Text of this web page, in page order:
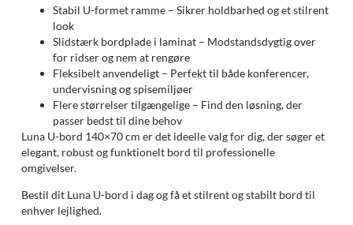
Stabil U-formet ramme – Sikrer holdbarhed og et stilrent
look
Slidstærk bordplade i laminat – Modstandsdygtig over
for ridser og nem at rengøre
Fleksibelt anvendeligt – Perfekt til både konferencer,
undervisning og spisemiljøer
Flere størrelser tilgængelige – Find den løsning, der
passer bedst til dine behov
Luna U-bord 140×70 cm er det ideelle valg for dig, der søger et
elegant, robust og funktionelt bord til professionelle
omgivelser.
Bestil dit Luna U-bord i dag og få et stilrent og stabilt bord til
enhver lejlighed.